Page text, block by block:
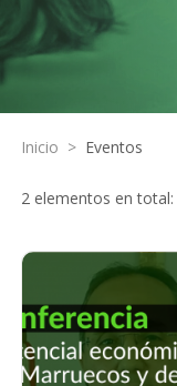
Inicio > Eventos
2 elementos en total: